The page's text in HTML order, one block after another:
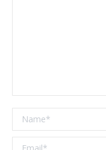
Name *
Email *